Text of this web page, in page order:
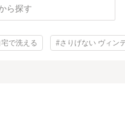
ら探す
で洗える #さりげない ヴィン